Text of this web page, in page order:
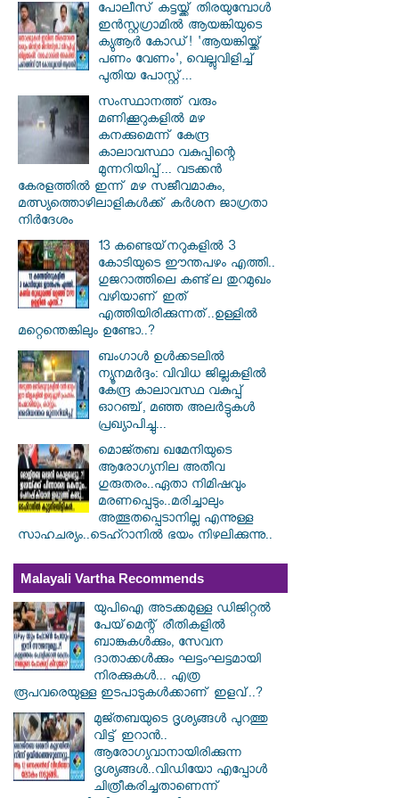
പോലീസ് കട്ടയ്ക്ക് തിരയുമ്പോൾ
ഇൻസ്റ്റഗ്രാമിൽ ആയങ്കിയുടെ
ക്യുആർ കോഡ്! 'ആയങ്കിയ്ക്ക്
പണം വേണം', വെല്ലുവിളിച്ച്
പുതിയ പോസ്റ്റ്...
സംസ്ഥാനത്ത് വരും
മണിക്കൂറുകളിൽ മഴ
കനക്കുമെന്ന് കേന്ദ്ര
കാലാവസ്ഥാ വകുപ്പിന്റെ
മുന്നറിയിപ്പ്... വടക്കൻ
കേരളത്തിൽ ഇന്ന് മഴ സജീവമാകും,
മത്സ്യത്തൊഴിലാളികൾക്ക് കർശന ജാഗ്രതാ
നിർദേശം
13 കണ്ടെയ്‌നറുകളിൽ 3
കോടിയുടെ ഈന്തപഴം എത്തി..
ഗുജറാത്തിലെ കണ്ട്‌ല തുറമുഖം
വഴിയാണ് ഇത്
എത്തിയിരിക്കുന്നത്..ഉള്ളിൽ
മറ്റെന്തെങ്കിലും ഉണ്ടോ..?
ബംഗാൾ ഉൾക്കടലിൽ
ന്യൂനമർദ്ദം: വിവിധ ജില്ലകളിൽ
കേന്ദ്ര കാലാവസ്ഥ വകുപ്പ്
ഓറഞ്ച്, മഞ്ഞ അലർട്ടുകൾ
പ്രഖ്യാപിച്ചു...
മൊജ്തബ ഖമേനിയുടെ
ആരോഗ്യനില അതീവ
ഗുരുതരം..ഏതാ നിമിഷവും
മരണപ്പെടും..മരിച്ചാലും
അത്ഭുതപ്പെടാനില്ല എന്നുള്ള
സാഹചര്യം..ടെഹ്റാനിൽ ഭയം നിഴലിക്കുന്നു..
Malayali Vartha Recommends
യുപിഐ അടക്കമുള്ള ഡിജിറ്റല്‍
പേയ്‌മെന്റ് രീതികളില്‍
ബാങ്കുകള്‍ക്കും, സേവന
ദാതാക്കള്‍ക്കും ഘട്ടംഘട്ടമായി
നിരക്കുകള്‍... എത്ര
രൂപവരെയുള്ള ഇടപാടുകള്‍ക്കാണ് ഇളവ്..?
മുജ്തബയുടെ ദൃശ്യങ്ങൾ പുറത്തു
വിട്ട് ഇറാൻ..
ആരോഗ്യവാനായിരിക്കുന്ന
ദൃശ്യങ്ങൾ..വിഡിയോ എപ്പോൾ
ചിത്രീകരിച്ചതാണെന്ന്